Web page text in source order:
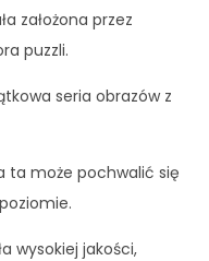
założona przez
puzzli.
seria obrazów z
ta może pochwalić się
wysokiej jakości,